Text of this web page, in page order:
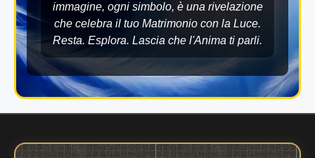
immagine, ogni simbolo, è una rivelazione
che celebra il tuo Matrimonio con la Luce.
Resta. Esplora. Lascia che l'Anima ti parli.